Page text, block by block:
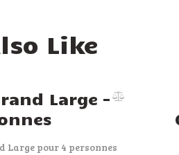
Like
Large –
Large pour 4 personnes